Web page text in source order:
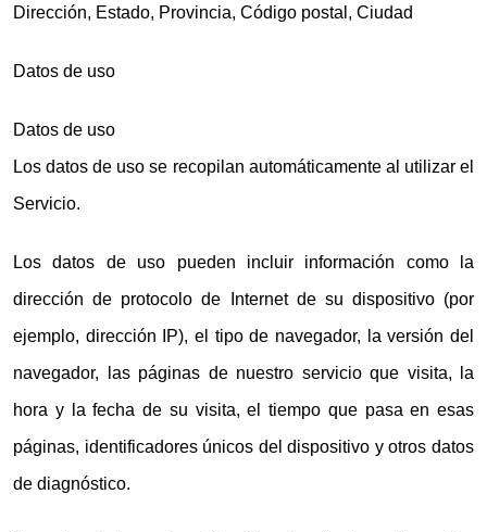
Dirección, Estado, Provincia, Código postal, Ciudad
Datos de uso
Datos de uso
Los datos de uso se recopilan automáticamente al utilizar el
Servicio.
Los datos de uso pueden incluir información como la
dirección de protocolo de Internet de su dispositivo (por
ejemplo, dirección IP), el tipo de navegador, la versión del
navegador, las páginas de nuestro servicio que visita, la
hora y la fecha de su visita, el tiempo que pasa en esas
páginas, identificadores únicos del dispositivo y otros datos
de diagnóstico.